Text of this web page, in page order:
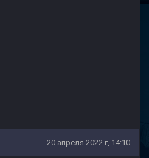
20 апреля 2022 г, 14:10